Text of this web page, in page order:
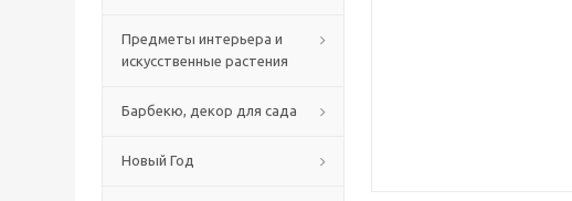
Предметы интерьера и
искусственные растения
Барбекю, декор для сада
Новый Год